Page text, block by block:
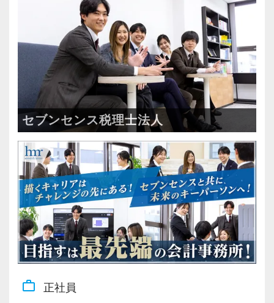
・チームワークを大事にできる方
・几帳面で着実に仕事に取り組んでいただける
方
・相手の立場や意図を汲み、親身に考えながら
コミュニケーションを取れる方
【現役スタッフの声】
資格勉強だけでなく実務経験を積むことで、本
当の意味での税務会計についての理解を深める
ことができます。
科目合格者には税理士科目合格手当が支給され
る点も、モチベーションアップにつながると思
います。
仕事と勉強が両立しやすい環境が整っていま
す。
・個人～大企業まで幅広く経験可能
・税務顧問＋資産税に関与
・相続／事業承継／M&Aにも対応
＜成長中の税理士法人＞
・全国14拠点で事業展開
・従業員240名以上に拡大
・会計・税務・財務・労務まで対応
・専門家が在籍しワンストップ支援
＜学びを後押し＞
・書籍購入費／研修費は全額会社負担
・隔月で税法・実務の学習会あり
・資格取得を目指す社員が多数
・事業拡大に伴う増員募集
セブンセンス税理士法人
work_outline 正社員